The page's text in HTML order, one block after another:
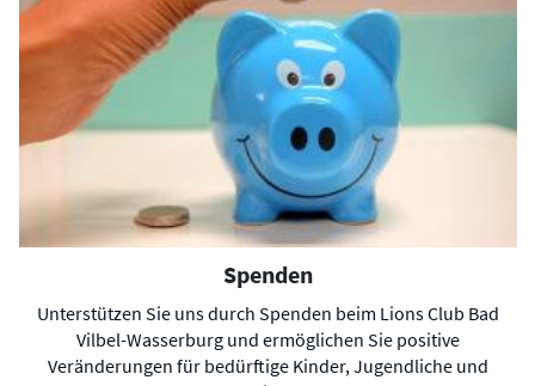
Spenden
Unterstützen Sie uns durch Spenden beim Lions Club Bad
Vilbel-Wasserburg und ermöglichen Sie positive
Veränderungen für bedürftige Kinder, Jugendliche und